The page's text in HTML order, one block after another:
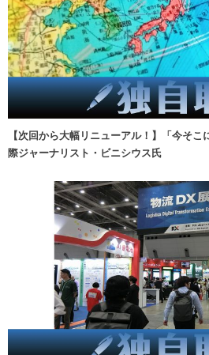
【次回から大幅リニューアル！】「今そ
際ジャーナリスト・ビニシウス氏